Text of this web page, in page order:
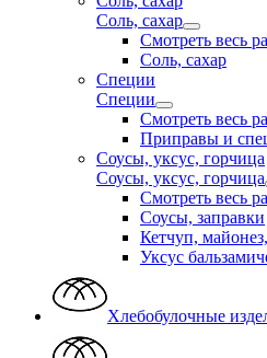
Соль, сахар
Смотреть весь
Соль, сахар
Специи
Специи
Смотреть весь
Приправы и
Соусы, уксус, горчица
Соусы, уксус, горчица
Смотреть весь
Соусы, заправки
Кетчуп,
Уксус
Хлебобулочные